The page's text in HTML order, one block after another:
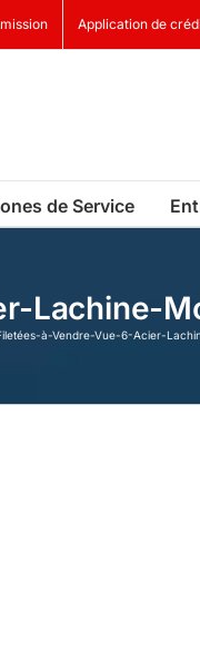
Application de
de Service
Lachine-
à-Vendre-Vue-6-Acier-